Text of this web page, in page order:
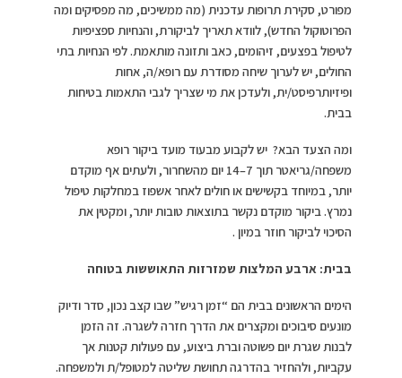
מפורט, סקירת תרופות עדכנית (מה ממשיכים, מה מפסיקים ומה
הפרוטוקול החדש), לוודא תאריך לביקורת, והנחיות ספציפיות
לטיפול בפצעים, זיהומים, כאב ותזונה מותאמת. לפי הנחיות בתי
החולים, יש לערוך שיחה מסודרת עם רופא/ה, אחות
ופיזיותרפיסט/ית, ולעדכן את מי שצריך לגבי התאמות בטיחות
בבית.
ומה הצעד הבא? יש לקבוע מבעוד מועד ביקור רופא
משפחה/גריאטר תוך 7–14 יום מהשחרור, ולעתים אף מוקדם
יותר, במיוחד בקשישים או חולים לאחר אשפוז במחלקות טיפול
נמרץ. ביקור מוקדם נקשר בתוצאות טובות יותר, ומקטין את
הסיכוי לביקור חוזר במיון .
בבית: ארבע המלצות שמזרזות התאוששות בטוחה
הימים הראשונים בבית הם “זמן רגיש” שבו קצב נכון, סדר ודיוק
מונעים סיבוכים ומקצרים את הדרך חזרה לשגרה. זה הזמן
לבנות שגרת יום פשוטה וברת ביצוע, עם פעולות קטנות אך
עקביות, ולהחזיר בהדרגה תחושת שליטה למטופל/ת ולמשפחה.